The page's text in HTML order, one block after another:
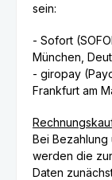
sein:
- Sofort
München,
- giropay
Frankfurt am
Bei
werden die
Daten